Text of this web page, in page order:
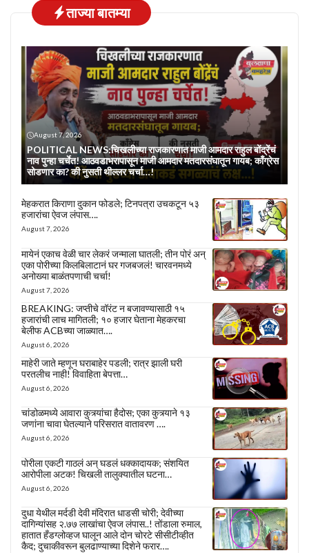
ताज्या बातम्या
August 7, 2026
POLITICAL NEWS:चिखलीच्या राजकारणात माजी आमदार राहुल बोंद्रेंचं
नाव पुन्हा चर्चेत! आठवडाभरापासून माजी आमदार मतदारसंघातून गायब; काँग्रेस
सोडणार का? की नुसती थील्लर चर्चा…!
मेहकरात किराणा दुकान फोडले; टिनपत्रा उचकटून ५३
हजारांचा ऐवज लंपास….
August 7, 2026
मायेनं एकाच वेळी चार लेकरं जन्माला घातली; तीन पोरं अन्
एका पोरीच्या किलबिलाटानं घर गजबजलं! चारवनमध्ये
अनोख्या बाळंतपणाची चर्चा!
August 7, 2026
BREAKING: जप्तीचे वॉरंट न बजावण्यासाठी १५
हजारांची लाच मागितली; १० हजार घेताना मेहकरचा
बेलीफ ACBच्या जाळ्यात….
August 6, 2026
माहेरी जाते म्हणून घराबाहेर पडली; रात्र झाली घरी
परतलीच नाही! विवाहिता बेपत्ता…
August 6, 2026
चांडोळमध्ये आवारा कुत्र्यांचा हैदोस; एका कुत्र्याने १३
जणांना चावा घेतल्याने परिसरात वातावरण ….
August 6, 2026
पोरीला एकटी गाठलं अन् घडलं धक्कादायक; संशयित
आरोपीला अटक! चिखली तालुक्यातील घटना…
August 6, 2026
दुधा येथील मर्दडी देवी मंदिरात धाडसी चोरी; देवीच्या
दागिन्यांसह २.७७ लाखांचा ऐवज लंपास..! तोंडाला रुमाल,
हातात हँडग्लोव्हज घालून आले दोन चोरटे सीसीटीव्हीत
कैद; दुचाकीवरून बुलढाण्याच्या दिशेने फरार….